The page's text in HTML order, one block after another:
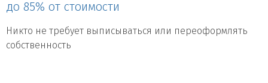
до 85% от стоимости
Никто не требует выписываться или переоформлять
собственность